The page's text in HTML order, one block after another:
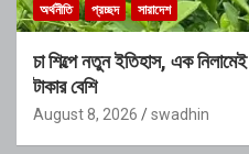
অর্থনীতি প্রচ্ছদ সারাদেশ
চা শিল্পে নতুন ইতিহাস, এক
টাকার বেশি
August 8, 2026 swadhin